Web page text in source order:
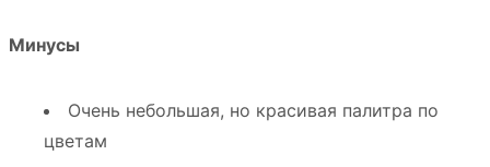
Минусы
Очень небольшая, но красивая палитра по
цветам